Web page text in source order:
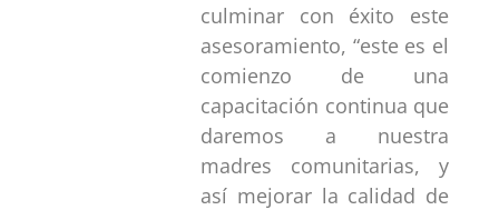
culminar con éxito este
asesoramiento, “este es el
comienzo de una
capacitación continua que
daremos a nuestra
madres comunitarias, y
así mejorar la calidad de